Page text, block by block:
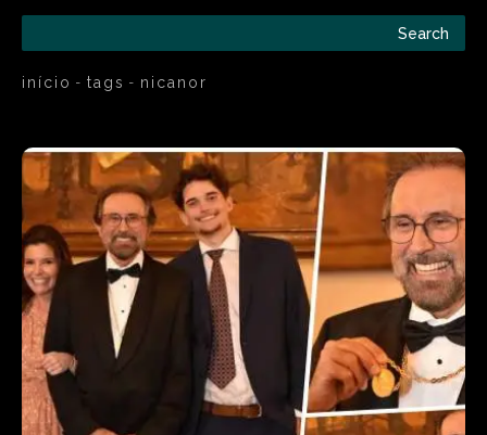
Search
início tags nicanor